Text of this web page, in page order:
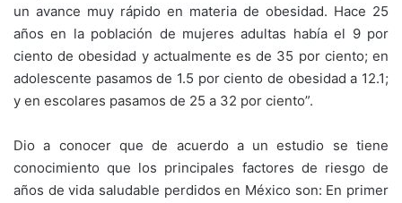
un avance muy rápido en materia de obesidad. Hace 25
años en la población de mujeres adultas había el 9 por
ciento de obesidad y actualmente es de 35 por ciento; en
adolescente pasamos de 1.5 por ciento de obesidad a 12.1;
y en escolares pasamos de 25 a 32 por ciento”.
Dio a conocer que de acuerdo a un estudio se tiene
conocimiento que los principales factores de riesgo de
años de vida saludable perdidos en México son: En primer